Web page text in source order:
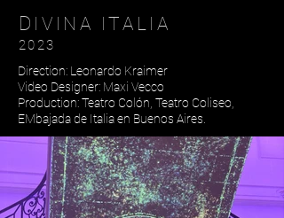
D IVINA ITALIA
2023
Direction: Leonardo Kraimer
Video Designer: Maxi Vecco
Production: Teatro Colón, Teatro Coliseo,
EMbajada de Italia en Buenos Aires.